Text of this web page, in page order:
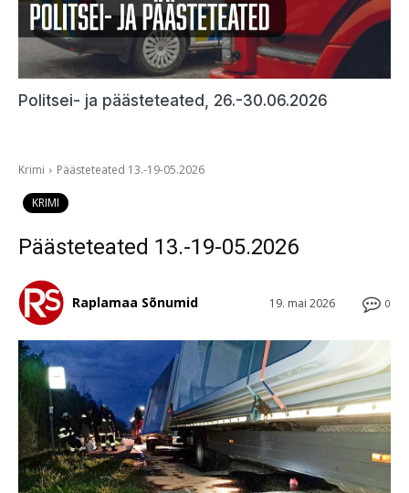
Politsei- ja päästeteated, 26.-30.06.2026